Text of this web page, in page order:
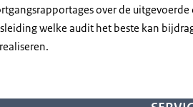
over de
welke audit het beste kan